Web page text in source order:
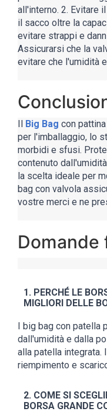
all'interno. 2. Evitare
il sacco oltre la
evitare strappi e
Assicurarsi che la
evitare che l'umidità
Il Big Bag con
per l'imballaggio, lo
morbidi e sfusi.
contenuto
la scelta ideale per
bag con valvola
vostre merci e ne
Domande
1. PERCHÉ LE
MIGLIORI DELLE
I big bag con patella
dall'umidità e dalla
alla patella integrata.
riempimento e
2. COME SI
BORSA GRANDE